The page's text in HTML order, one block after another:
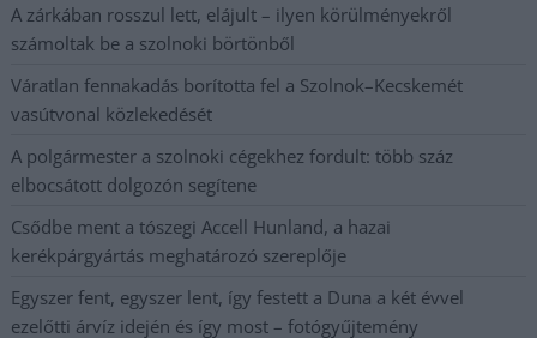
A zárkában rosszul lett, elájult – ilyen körülményekről
számoltak be a szolnoki börtönből
Váratlan fennakadás borította fel a Szolnok–Kecskemét
vasútvonal közlekedését
A polgármester a szolnoki cégekhez fordult: több száz
elbocsátott dolgozón segítene
Csődbe ment a tószegi Accell Hunland, a hazai
kerékpárgyártás meghatározó szereplője
Egyszer fent, egyszer lent, így festett a Duna a két évvel
ezelőtti árvíz idején és így most – fotógyűjtemény